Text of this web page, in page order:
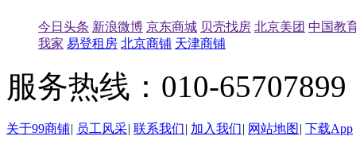
今日头条 新浪微博 京东商城 贝壳找房 北京美团 中国教
我家 易登租房 北京商铺 天津商铺
服务热线：010-
关于99商铺| 员工风采| 联系我们| 加入我们| 网站地图 | 下载App